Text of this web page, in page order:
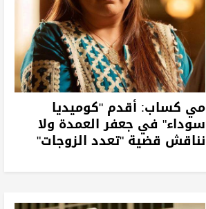
مي كساب: أقدم "كوميديا
سوداء" في جعفر العمدة ولا
نناقش قضية "تعدد الزوجات"